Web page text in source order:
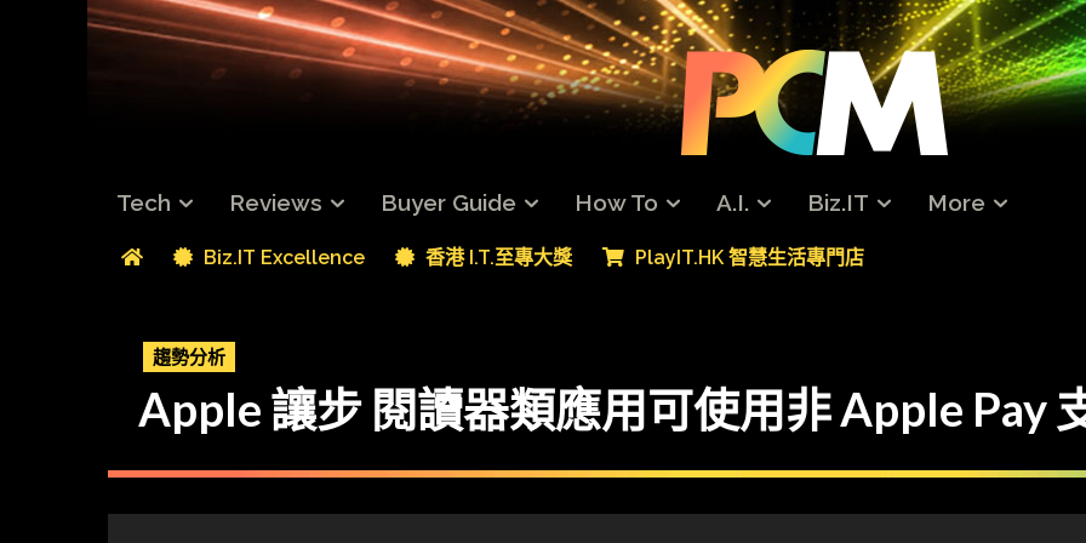
Tech Reviews Buyer Guide How To A.I. Biz.IT More
Biz.IT Excellence 香港 I.T.至專大獎 PlayIT.HK 智慧生活專門店
趨勢分析
Apple 讓步 閱讀器類應用可使用非 Apple Pay